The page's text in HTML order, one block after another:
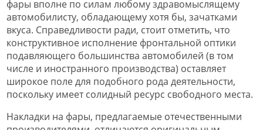
фары вполне по силам любому здравомыслящему
автомобилисту, обладающему хотя бы, зачатками
вкуса. Справедливости ради, стоит отметить, что
конструктивное исполнение фронтальной оптики
подавляющего большинства автомобилей (в том
числе и иностранного производства) оставляет
широкое поле для подобного рода деятельности,
поскольку имеет солидный ресурс свободного места.
Накладки на фары, предлагаемые отечественными